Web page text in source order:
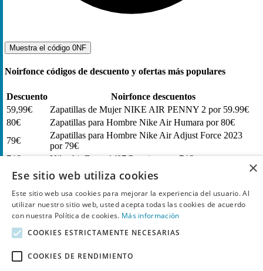
Muestra el código 0NF
Noirfonce códigos de descuento y ofertas más populares
Descuento
Noirfonce descuentos
59,99€
Zapatillas de Mujer NIKE AIR PENNY 2 por 59.99€
80€
Zapatillas para Hombre Nike Air Humara por 80€
79€
Zapatillas para Hombre Nike Air Adjust Force 2023
por 79€
74€
Nike Air Force 1 '07 Premium por 74€
84€
Zapatillas Nike Dunk Low W por 84€
¿Cómo funciona un código de descuento en Noirfonce ?
Sigue estos pasos para usar un código de descuento en Noirfonce.
quieres usar un código de descuento haz clic en la opción
×
Ese sitio web utiliza cookies
Este sitio web usa cookies para mejorar la experiencia del usuario. Al
utilizar nuestro sitio web, usted acepta todas las cookies de acuerdo
con nuestra Política de cookies. Más información
COOKIES ESTRICTAMENTE NECESARIAS
COOKIES DE RENDIMIENTO